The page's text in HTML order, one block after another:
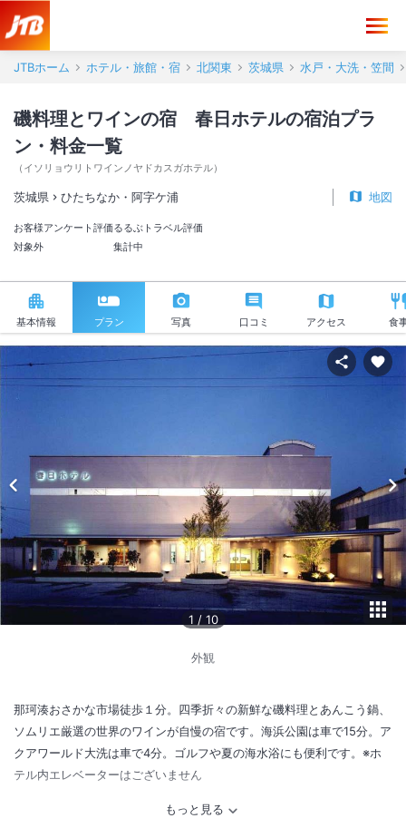
JTBホーム ホテル・旅館・宿 北関東 茨城県 水戸・大洗・笠間
磯料理とワインの宿 春日ホテルの宿泊プラ
ン・料金一覧
（ イソリョウリトワインノヤドカスガホテル）
茨城県 ひたちなか・阿字ケ浦 地図
お客様アンケート評価
対象外
るるぶトラベル評価
集計中
基本情報 プラン 写真 口コミ アクセス 食
1 / 10
外観
那珂湊おさかな市場徒歩１分。四季折々の新鮮な磯料理とあんこう鍋、
ソムリエ厳選の世界のワインが自慢の宿です。海浜公園は車で15分。ア
クアワールド大洗は車で4分。ゴルフや夏の海水浴にも便利です。※ホ
テル内エレベーターはございません